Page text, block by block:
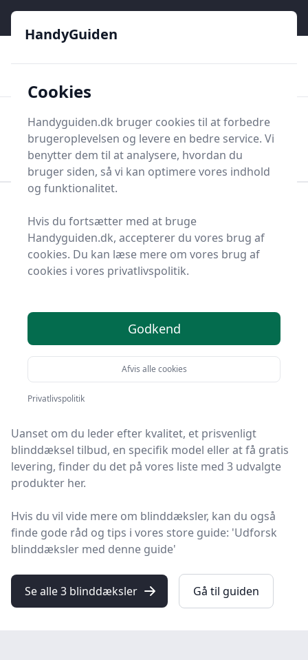
HandyGuiden
Søg nu
Søg nu
Diverse værktøj
Værktøjsdele og tilbehør
Koblinger og tilbehør
Blinddæksel
Bedste blinddæksler
produkter
Velkommen til HandyGuiden! Vi har gjort arbejdet for
dig og udvalgt 3 af de bedste blinddæksler på
markedet.
Uanset om du leder efter kvalitet, et prisvenligt
blinddæksel tilbud, en specifik model eller at få gratis
levering, finder du det på vores liste med 3 udvalgte
produkter her.
Hvis du vil vide mere om blinddæksler, kan du også
finde gode råd og tips i vores store guide: 'Udforsk
blinddæksler med denne guide'
Se alle 3 blinddæksler Gå til guiden
HandyGuiden
Cookies
Handyguiden.dk bruger cookies til at forbedre
brugeroplevelsen og levere en bedre service. Vi
benytter dem til at analysere, hvordan du
bruger siden, så vi kan optimere vores indhold
og funktionalitet.
Hvis du fortsætter med at bruge
Handyguiden.dk, accepterer du vores brug af
cookies. Du kan læse mere om vores brug af
cookies i vores privatlivspolitik.
Godkend
Afvis alle cookies
Privatlivspolitik